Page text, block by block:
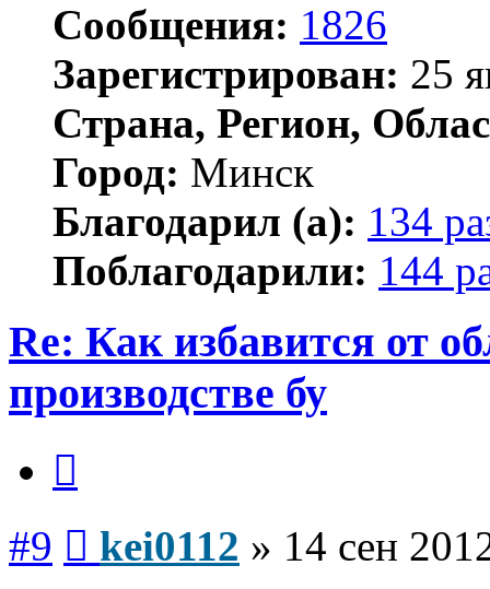
Сообщения: 1826
Зарегистрирован: 25
Страна, Регион,
Город: Минск
Благодарил (а): 134
Поблагодарили: 144
Re: Как избавится от
производстве бу
#9 kei0112 » 14 сен